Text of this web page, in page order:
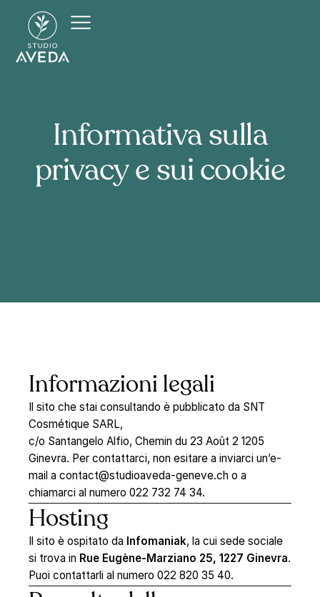
Informativa sulla
privacy e sui cookie
Informazioni legali
Il sito che stai consultando è pubblicato da SNT
Cosmétique SARL,
c/o Santangelo Alfio, Chemin du 23 Août 2 1205
Ginevra. Per contattarci, non esitare a inviarci un’e-
mail a contact@studioaveda-geneve.ch o a
chiamarci al numero 022 732 74 34.
Hosting
Il sito è ospitato da Infomaniak, la cui sede sociale
si trova in Rue Eugène-Marziano 25, 1227 Ginevra.
Puoi contattarli al numero 022 820 35 40.